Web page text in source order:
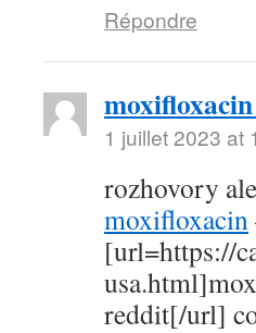
Répondre
1 juillet 2023 at
rozhovory
moxifloxacin
[url=https://
reddit[/url]